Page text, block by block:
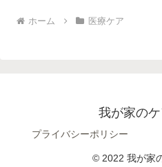
ホーム 医療ケア
我が家の
プライバシーポリシー
© 2022 我が家